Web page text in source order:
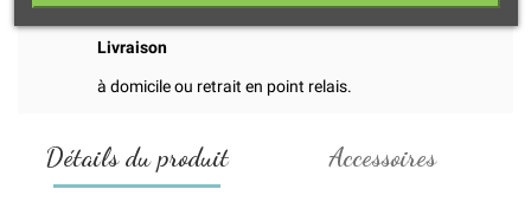
Livraison
à domicile ou retrait en point relais.
Détails du produit Accessoires